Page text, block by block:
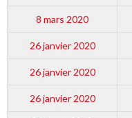
8 mars 2020
26 janvier 2020
26 janvier 2020
26 janvier 2020